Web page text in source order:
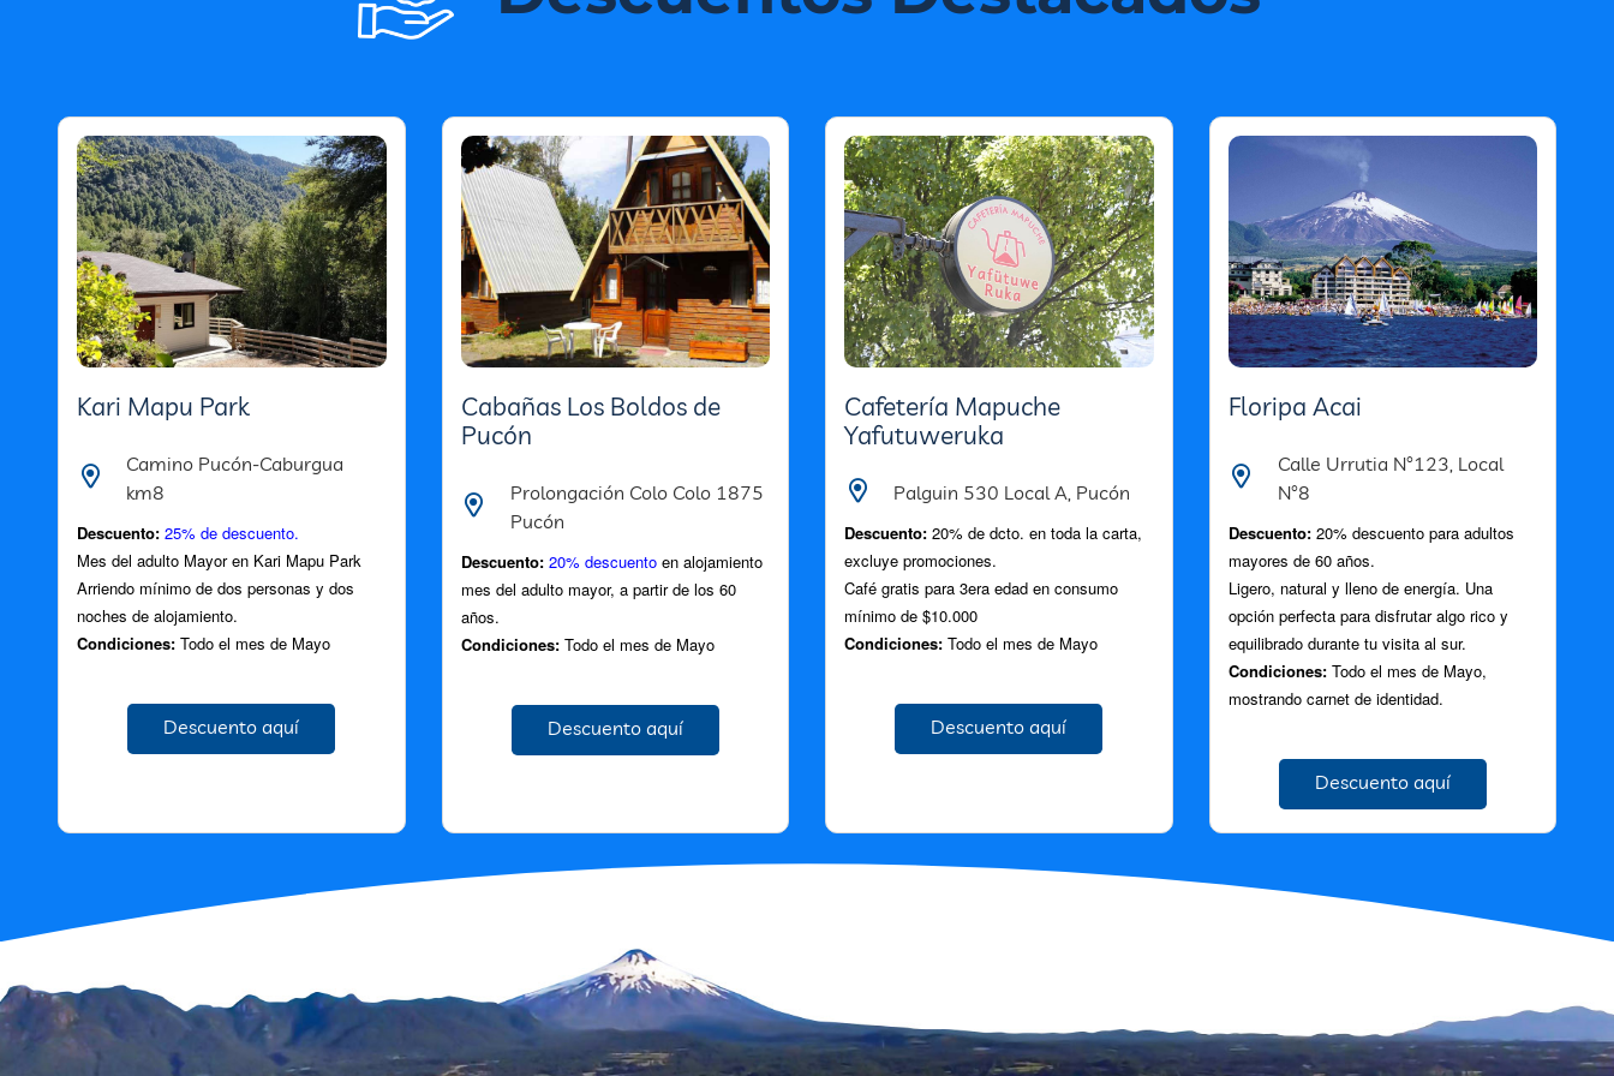
Kari Mapu Park
Camino Pucón-Caburgua
km8
Descuento: 25% de descuento.
Mes del adulto Mayor en Kari Mapu Park
Arriendo mínimo de dos personas y dos
noches de alojamiento.
Condiciones: Todo el mes de Mayo
Descuento aquí
Cabañas Los Boldos de
Pucón
Prolongación Colo Colo 1875
Pucón
Descuento: 20% descuentoen alojamiento
mes del adulto mayor, a partir de los 60
años.
Condiciones: Todo el mes de Mayo
Descuento aquí
Cafetería Mapuche
Yafutuweruka
Palguin 530 Local A, Pucón
Descuento: 20% de dcto. en toda la carta,
excluye promociones.
Café gratis para 3era edad en consumo
mínimo de $10.000
Condiciones: Todo el mes de Mayo
Descuento aquí
Floripa Acai
Calle Urrutia N°123, Local
N°8
Descuento: 20% descuento para adultos
mayores de 60 años.
Ligero, natural y lleno de energía. Una
opción perfecta para disfrutar algo rico y
equilibrado durante tu visita al sur.
Condiciones: Todo el mes de Mayo,
mostrando carnet de identidad.
Descuento aquí